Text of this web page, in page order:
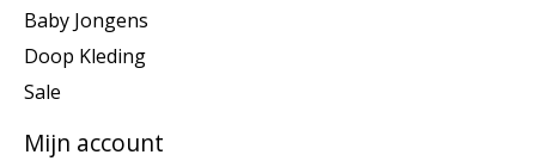
Baby Jongens
Doop Kleding
Sale
Mijn account